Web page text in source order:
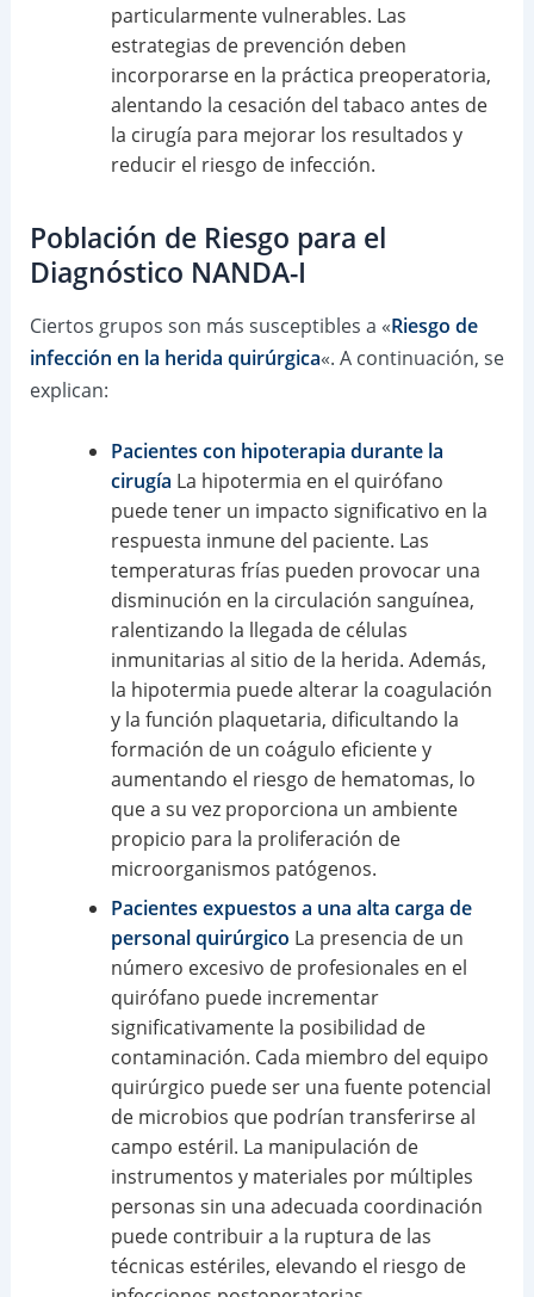
particularmente vulnerables. Las
estrategias de prevención deben
incorporarse en la práctica preoperatoria,
alentando la cesación del tabaco antes de
la cirugía para mejorar los resultados y
reducir el riesgo de infección.
Población de Riesgo para el
Diagnóstico NANDA-I
Ciertos grupos son más susceptibles a «Riesgo de
infección en la herida quirúrgica«. A continuación, se
explican:
Pacientes con hipoterapia durante la
cirugía La hipotermia en el quirófano
puede tener un impacto significativo en la
respuesta inmune del paciente. Las
temperaturas frías pueden provocar una
disminución en la circulación sanguínea,
ralentizando la llegada de células
inmunitarias al sitio de la herida. Además,
la hipotermia puede alterar la coagulación
y la función plaquetaria, dificultando la
formación de un coágulo eficiente y
aumentando el riesgo de hematomas, lo
que a su vez proporciona un ambiente
propicio para la proliferación de
microorganismos patógenos.
Pacientes expuestos a una alta carga de
personal quirúrgico La presencia de un
número excesivo de profesionales en el
quirófano puede incrementar
significativamente la posibilidad de
contaminación. Cada miembro del equipo
quirúrgico puede ser una fuente potencial
de microbios que podrían transferirse al
campo estéril. La manipulación de
instrumentos y materiales por múltiples
personas sin una adecuada coordinación
puede contribuir a la ruptura de las
técnicas estériles, elevando el riesgo de